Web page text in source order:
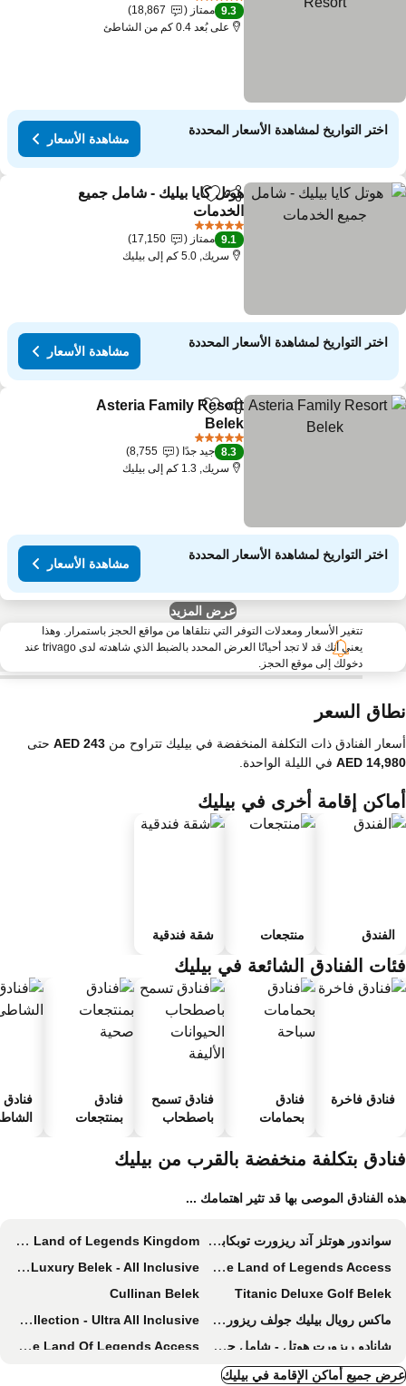
9.3 ممتاز
18,867
على بُعد 0.4 كم من الشاطئ
اختر التواريخ لمشاهدة الأسعار المحددة
مشاهدة الأسعار
مشاركةAdd to favorites
هوتل كايا بيليك - شامل جميع
الخدمات
مشاهدة الأسعار
9.1 ممتاز
17,150
سريك, 5.0 كم إلى بيليك
اختر التواريخ لمشاهدة الأسعار المحددة
مشاهدة الأسعار
مشاركةAdd to favorites
Asteria Family Resort
Belek
مشاهدة الأسعار
8.3 جيد جدًا
8,755
سريك, 1.3 كم إلى بيليك
اختر التواريخ لمشاهدة الأسعار المحددة
مشاهدة الأسعار
عرض المزيد
تتغير الأسعار ومعدلات التوفر التي نتلقاها من مواقع الحجز باستمرار. وهذا
يعني أنك قد لا تجد أحيانًا العرض المحدد بالضبط الذي شاهدته لدى trivago عند
دخولك إلى موقع الحجز.
السعر
الفنادق ذات التكلفة المنخفضة في بيليك تتراوح من
حتى
في الليلة الواحدة.
إقامة أخرى في بيليك
الفندق منتجعات شقة فندقية
الفنادق الشائعة في بيليك
فنادق فاخرة
فنادق
بحمامات
فنادق تسمح
باصطحاب
الأليفة
فنادق
بمنتجعات
فنادق
بتكلفة منخفضة بالقرب من بيليك
الفنادق الموصى بها قد تثير اهتمامك ...
سواندور هوتلز آند ريزورت توبكابي بالاس - شامل جميع الخدمات
The Land of Legends Kingdom
Rixos Premium Belek - The Land of Legends Access
Granada Luxury Belek - All Inclusive
Titanic Deluxe Golf Belek
Cullinan Belek
ماكس رويال بيليك جولف ريزورت - شامل جميع الخدمات
Lara Barut Collection - Ultra All Inclusive
شانادو ريزورت هوتل - شامل جميع الخدمات
Rixos Park Belek - The Land Of Legends Access
Kaya Palazzo Golf Resort
جميع أماكن الإقامة في بيليك